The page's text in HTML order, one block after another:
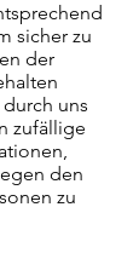
sicher zu
der
uns
zufällige
den
zu